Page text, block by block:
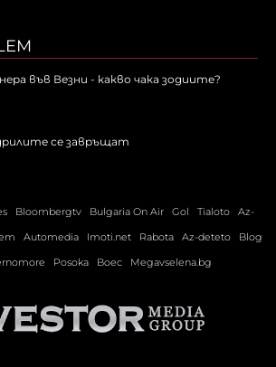
във Везни - какво чака зодиите?
се завръщат
Bloombergtv Bulgaria On Air Gol Tialoto
Az-
Automedia Imoti.net Rabota Az-deteto
Blog
Posoka Boec Megavselena.bg